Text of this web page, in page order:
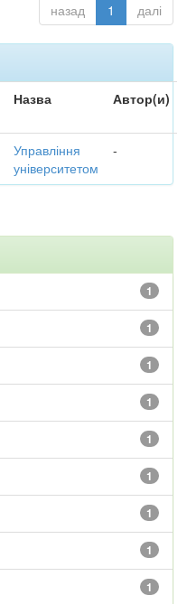
назад 1 далі
Назва Автор(и)
Управління
університетом
-
1
1
1
1
1
1
1
1
1